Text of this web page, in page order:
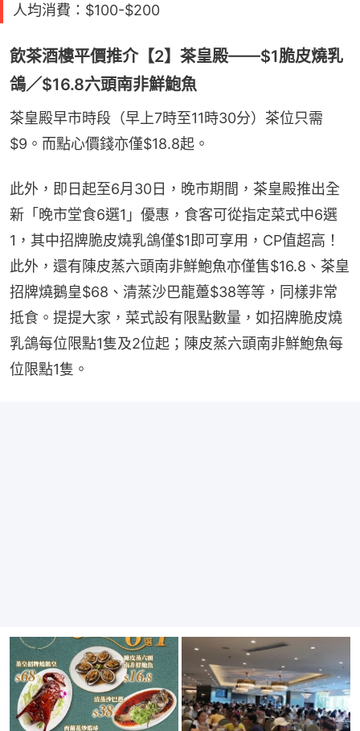
人均消費：$100-$200
飲茶酒樓平價推介【2】茶皇殿——$1脆皮燒乳
鴿／$16.8六頭南非鮮鮑魚
茶皇殿早市時段（早上7時至11時30分）茶位只需
$9。而點心價錢亦僅$18.8起。
此外，即日起至6月30日，晚市期間，茶皇殿推出全
新「晚市堂食6選1」優惠，食客可從指定菜式中6選
1，其中招牌脆皮燒乳鴿僅$1即可享用，CP值超高！
此外，還有陳皮蒸六頭南非鮮鮑魚亦僅售$16.8、茶皇
招牌燒鵝皇$68、清蒸沙巴龍躉$38等等，同樣非常
抵食。提提大家，菜式設有限點數量，如招牌脆皮燒
乳鴿每位限點1隻及2位起；陳皮蒸六頭南非鮮鮑魚每
位限點1隻。